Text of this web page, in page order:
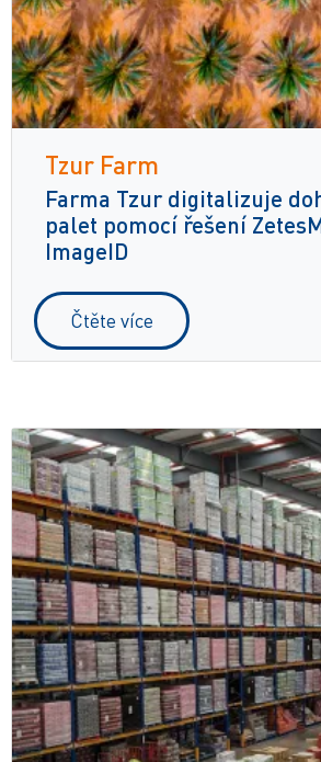
Tzur Farm
Farma Tzur digitalizuje
palet pomocí řešení
ImageID
Čtěte více